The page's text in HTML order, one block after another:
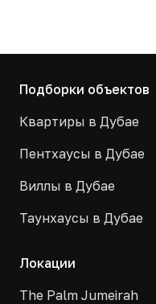
Подборки объектов
Квартиры в Дубае
Пентхаусы в Дубае
Виллы в Дубае
Таунхаусы в Дубае
Локации
The Palm Jumeirah